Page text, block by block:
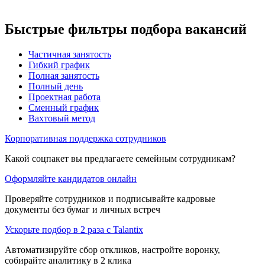
Быстрые фильтры подбора вакансий
Частичная занятость
Гибкий график
Полная занятость
Полный день
Проектная работа
Сменный график
Вахтовый метод
Корпоративная поддержка сотрудников
Какой соцпакет вы предлагаете семейным сотрудникам?
Оформляйте кандидатов онлайн
Проверяйте сотрудников и подписывайте кадровые
документы без бумаг и личных встреч
Ускорьте подбор в 2 раза с Talantix
Автоматизируйте сбор откликов, настройте воронку,
собирайте аналитику в 2 клика